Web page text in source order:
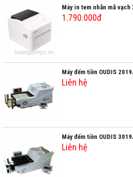
Máy in tem nhãn mã
1.790.000đ
Máy đếm tiền OUDIS
Liên hệ
Máy đếm tiền OUDIS
Liên hệ